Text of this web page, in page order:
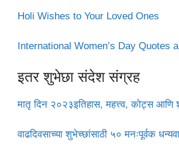
Holi Wishes to Your Loved Ones
International Women’s Day Quotes
इतर शुभेछा संदेश संग्रह
मातृ दिन २०२३इतिहास, महत्त्व, कोट्स आणि
वाढदिवसाच्या शुभेच्छांसाठी ५० मनःपूर्वक